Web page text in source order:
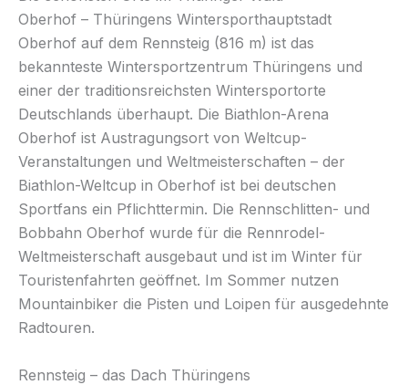
Oberhof – Thüringens Wintersporthauptstadt
Oberhof auf dem Rennsteig (816 m) ist das
bekannteste Wintersportzentrum Thüringens und
einer der traditionsreichsten Wintersportorte
Deutschlands überhaupt. Die Biathlon-Arena
Oberhof ist Austragungsort von Weltcup-
Veranstaltungen und Weltmeisterschaften – der
Biathlon-Weltcup in Oberhof ist bei deutschen
Sportfans ein Pflichttermin. Die Rennschlitten- und
Bobbahn Oberhof wurde für die Rennrodel-
Weltmeisterschaft ausgebaut und ist im Winter für
Touristenfahrten geöffnet. Im Sommer nutzen
Mountainbiker die Pisten und Loipen für ausgedehnte
Radtouren.
Rennsteig – das Dach Thüringens